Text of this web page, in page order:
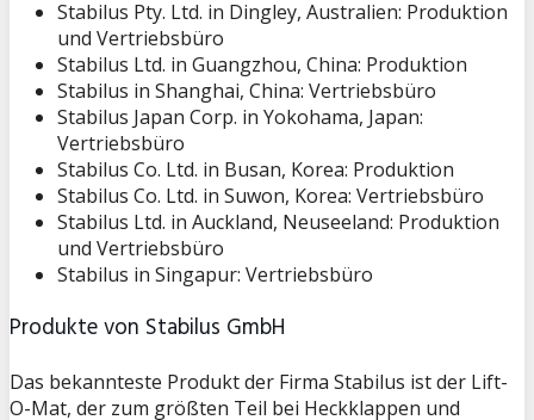
Stabilus Pty. Ltd. in Dingley, Australien: Produktion
und Vertriebsbüro
Stabilus Ltd. in Guangzhou, China: Produktion
Stabilus in Shanghai, China: Vertriebsbüro
Stabilus Japan Corp. in Yokohama, Japan:
Vertriebsbüro
Stabilus Co. Ltd. in Busan, Korea: Produktion
Stabilus Co. Ltd. in Suwon, Korea: Vertriebsbüro
Stabilus Ltd. in Auckland, Neuseeland: Produktion
und Vertriebsbüro
Stabilus in Singapur: Vertriebsbüro
Produkte von Stabilus GmbH
Das bekannteste Produkt der Firma Stabilus ist der Lift-
O-Mat, der zum größten Teil bei Heckklappen und